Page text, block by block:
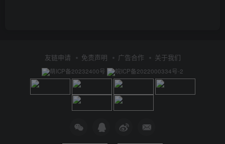
友链申请 免责声明 广告合作 关于我们
萌ICP备20232400号 皖ICP备2022000334号-2